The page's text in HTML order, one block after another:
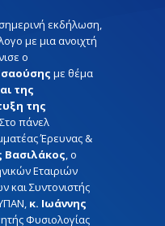
εκδήλωση,
με μια ανοιχτή
ο
με θέμα
της
της
πάνελ
Έρευνας &
Βασιλάκος, ο
Εταιριών
και Συντονιστής
κ. Ιωάννης
Φυσιολογίας